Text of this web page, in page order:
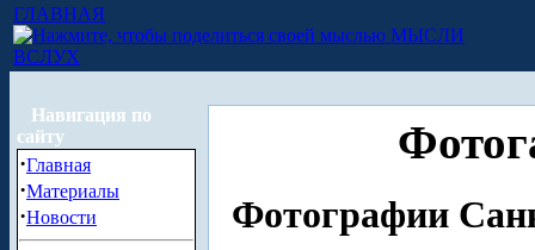
ГЛАВНАЯ
МЫСЛИ
ВСЛУХ
Навигация по
сайту
·Главная
·Материалы
·Новости Фотографии